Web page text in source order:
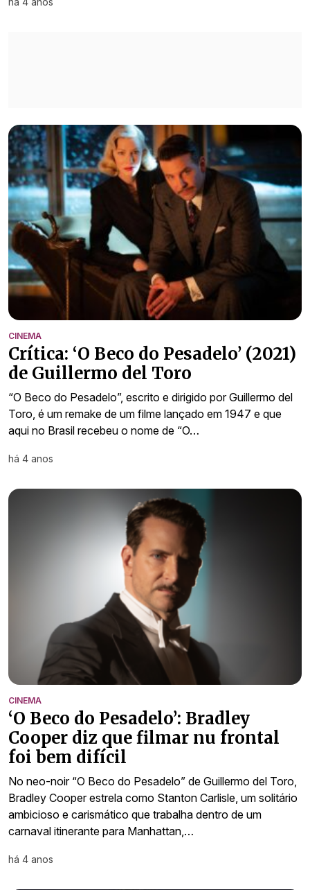
CINEMA
Crítica: ‘O Beco do Pesadelo’ (2021)
de Guillermo del Toro
“O Beco do Pesadelo”, escrito e dirigido por Guillermo del
Toro, é um remake de um filme lançado em 1947 e que
aqui no Brasil recebeu o nome de “O…
há 4 anos
CINEMA
‘O Beco do Pesadelo’: Bradley
Cooper diz que filmar nu frontal
foi bem difícil
No neo-noir “O Beco do Pesadelo” de Guillermo del Toro,
Bradley Cooper estrela como Stanton Carlisle, um solitário
ambicioso e carismático que trabalha dentro de um
carnaval itinerante para Manhattan,…
há 4 anos